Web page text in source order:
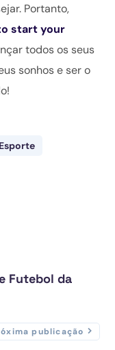
Portanto,
start your
todos os seus
sonhos e ser o
Esporte
Futebol da
publicação